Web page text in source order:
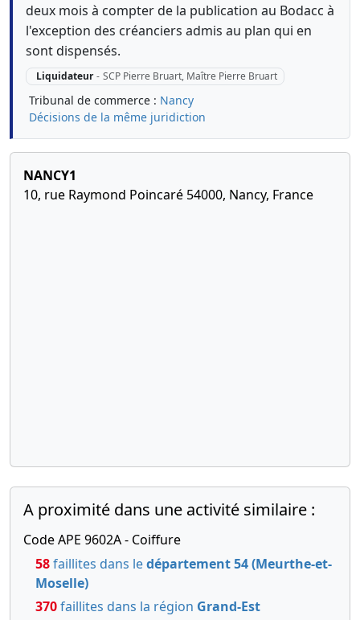
deux mois à compter de la publication au Bodacc à
l'exception des créanciers admis au plan qui en
sont dispensés.
Liquidateur - SCP Pierre Bruart, Maître Pierre Bruart
Tribunal de commerce : Nancy
Décisions de la même juridiction
NANCY1
10, rue Raymond Poincaré 54000, Nancy, France
A proximité dans une activité similaire :
Code APE 9602A - Coiffure
58faillites dans ledépartement 54 (Meurthe-et-
Moselle)
370faillites dans la région Grand-Est